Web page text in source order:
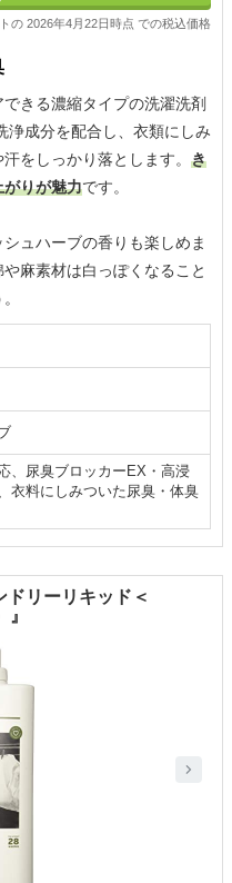
の 2026年4月22日時点 での税込価格
きる濃縮タイプの洗濯洗剤
浄成分を配合し、衣類にしみ
をしっかり落とします。 き
がりが魅力です。
ュハーブの香りも楽しめま
麻素材は白っぽくなること
、尿臭ブロッカーEX・高浸
衣料にしみついた尿臭・体臭
リーリキッド＜